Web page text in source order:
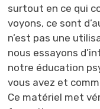
surtout en ce qui
voyons, ce sont
n’est pas une
nous essayons
notre éducation
vous avez et
Ce matériel met